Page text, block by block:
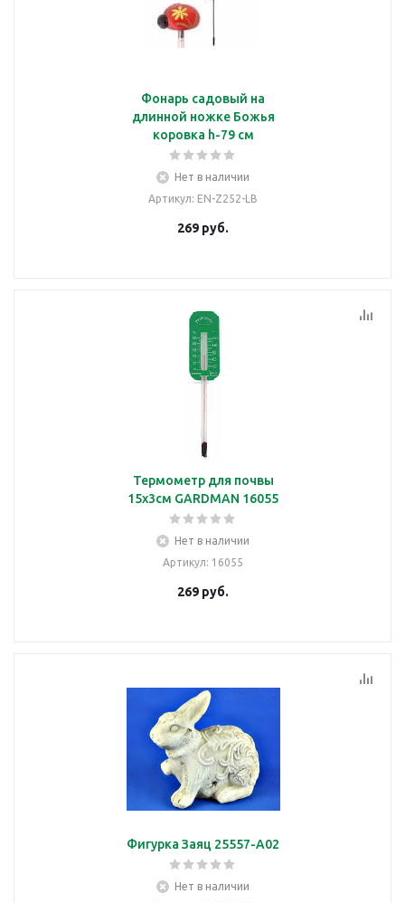
Фонарь садовый на
длинной ножке Божья
коровка h-79 см
Нет в наличии
Артикул: EN-Z252-LB
269 руб.
Термометр для почвы
15х3см GARDMAN 16055
Нет в наличии
Артикул: 16055
269 руб.
Фигурка Заяц 25557-А02
Нет в наличии